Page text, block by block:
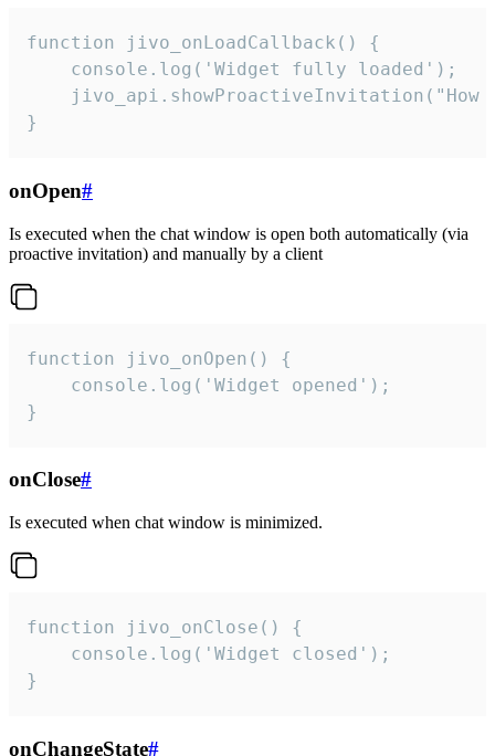
function jivo_onLoadCallback() {
    console.log('Widget fully loaded');
jivo_api.showProactiveInvitation("How
}
onOpen#
Is executed when the chat window is open both automatically (via
proactive invitation) and manually by a client
function jivo_onOpen() {
    console.log('Widget opened');
}
onClose#
Is executed when chat window is minimized.
function jivo_onClose() {
    console.log('Widget closed');
}
onChangeState#